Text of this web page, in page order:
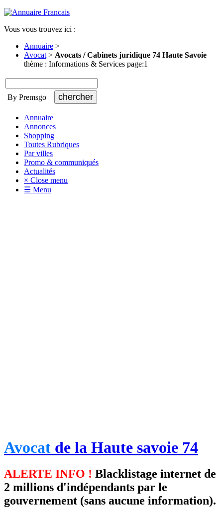
Vous vous trouvez ici :
Annuaire >
Avocat > Avocats / Cabinets juridique 74 Haute Savoie
thème : Informations & Services page:1
By Premsgo
Annuaire
Annonces
Shopping
Toutes Rubriques
Par villes
Promo & communiqués
Actualités
× Close menu
☰ Menu
Avocat de la Haute savoie 74
ALERTE INFO ! Blacklistage internet de
2 millions d'indépendants par le
gouvernement (sans aucune information).